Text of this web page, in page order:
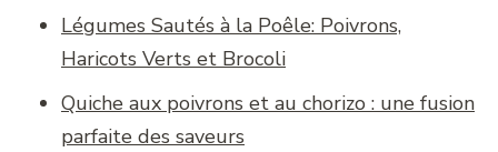
Légumes Sautés à la Poêle: Poivrons,
Haricots Verts et Brocoli
Quiche aux poivrons et au chorizo : une fusion
parfaite des saveurs